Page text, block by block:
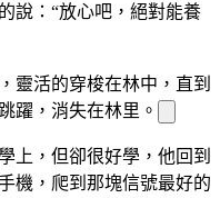
說：“放心吧，絕對能養
靈活的穿梭在林中，直到
躍，消失在林里。
上，但卻很好學，他回到
機，爬到那塊信號最好的